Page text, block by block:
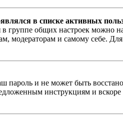
в списке активных
в группе общих настроек можно
модераторам и самому себе.
пароль и не может быть
инструкциям и